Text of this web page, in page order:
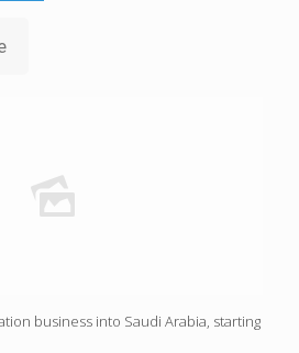
business into Saudi Arabia, starting